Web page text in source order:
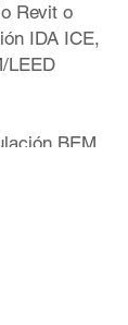
Revit o
IDA ICE,
LEED
BEM,